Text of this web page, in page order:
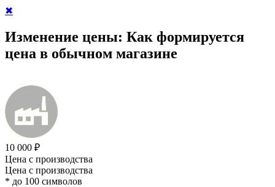
✖
Изменение цены: Как формируется
цена в обычном магазине
10 000 ₽
Цена с производства
Цена с производства
* до 100 символов